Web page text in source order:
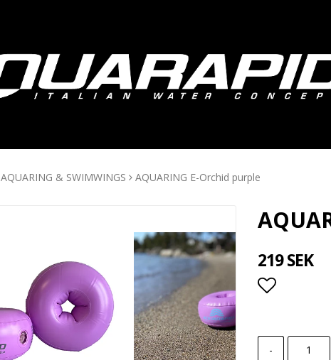
AQUARING & SWIMWINGS AQUARING E-Orchid purple
219 SEK
-